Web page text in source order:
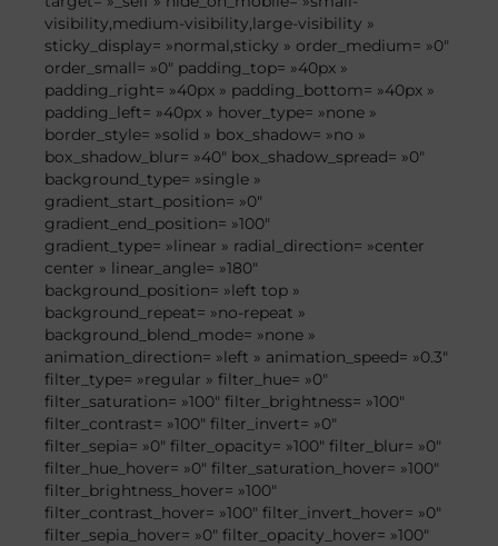
visibility,medium-visibility,large-visibility »
sticky_display= »normal,sticky » order_medium= »0″
order_small= »0″ padding_top= »40px »
padding_right= »40px » padding_bottom= »40px »
padding_left= »40px » hover_type= »none »
border_style= »solid » box_shadow= »no »
box_shadow_blur= »40″ box_shadow_spread= »0″
background_type= »single »
gradient_start_position= »0″
gradient_end_position= »100″
gradient_type= »linear » radial_direction= »center
center » linear_angle= »180″
background_position= »left top »
background_repeat= »no-repeat »
background_blend_mode= »none »
animation_direction= »left » animation_speed= »0.3″
filter_type= »regular » filter_hue= »0″
filter_saturation= »100″ filter_brightness= »100″
filter_contrast= »100″ filter_invert= »0″
filter_sepia= »0″ filter_opacity= »100″ filter_blur= »0″
filter_hue_hover= »0″ filter_saturation_hover= »100″
filter_brightness_hover= »100″
filter_contrast_hover= »100″ filter_invert_hover= »0″
filter_sepia_hover= »0″ filter_opacity_hover= »100″